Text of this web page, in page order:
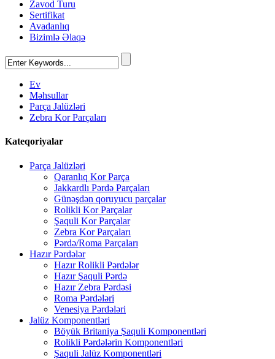
Zavod Turu
Sertifikat
Avadanlıq
Bizimlə Əlaqə
Ev
Məhsullar
Parça Jalüzləri
Zebra Kor Parçaları
Kateqoriyalar
Parça Jalüzləri
Qaranlıq Kor Parça
Jakkardlı Pərdə Parçaları
Günəşdən qoruyucu parçalar
Rolikli Kor Parçalar
Şaquli Kor Parçalar
Zebra Kor Parçaları
Pərdə/Roma Parçaları
Hazır Pərdələr
Hazır Rolikli Pərdələr
Hazır Şaquli Pərdə
Hazır Zebra Pərdəsi
Roma Pərdələri
Venesiya Pərdələri
Jalüz Komponentləri
Böyük Britaniya Şaquli Komponentləri
Rolikli Pərdələrin Komponentləri
Şaquli Jalüz Komponentləri